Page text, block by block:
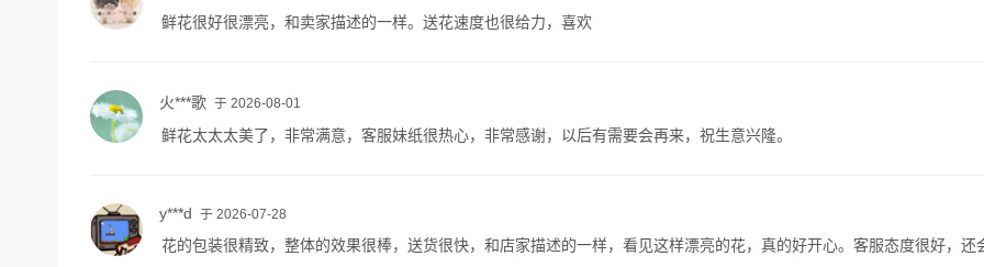
鲜花很好很漂亮，和卖家描述的一样。送花速度也很给力，喜欢
火***歌 于 2026-08-01
鲜花太太太美了，非常满意，客服妹纸很热心，非常感谢，以后有需要会再来，祝生意兴隆。
y***d 于 2026-07-28
花的包装很精致，整体的效果很棒，送货很快，和店家描述的一样，看见这样漂亮的花，真的好开心。客服态度很好，还